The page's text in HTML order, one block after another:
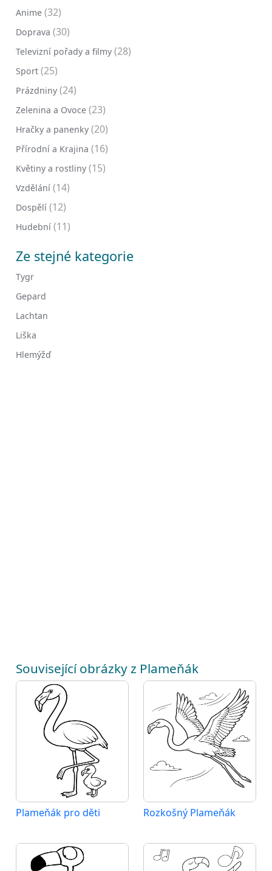
Anime (32)
Doprava (30)
Televizní pořady a filmy (28)
Sport (25)
Prázdniny (24)
Zelenina a Ovoce (23)
Hračky a panenky (20)
Přírodní a Krajina (16)
Květiny a rostliny (15)
Vzdělání (14)
Dospělí (12)
Hudební (11)
Ze stejné kategorie
Tygr
Gepard
Lachtan
Liška
Hlemýžď
Související obrázky z Plameňák
Plameňák pro děti Rozkošný Plameňák